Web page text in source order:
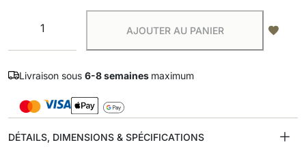
AJOUTER AU PANIER
Livraison sous 6-8 semaines maximum
DÉTAILS, DIMENSIONS & SPÉCIFICATIONS